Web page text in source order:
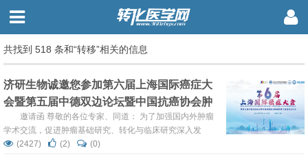
共找到 518 条和“转移”相关的信息
济研生物诚邀您参加第六届上海国际癌症大
会暨第五届中德双边论坛暨中国抗癌协会肿
瘤转移专业委员会年会
邀请函 尊敬的各位专家、同道： 为了加强国内外肿瘤
学术交流，促进肿瘤基础研究、转化与临床研究深入发
展，“第六届上海国际癌症大会暨第五届中德双边论坛暨中
(2427) (2) (0)